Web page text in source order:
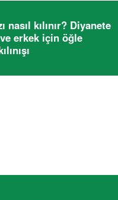
nasıl kılınır? Diyanete
erkek için öğle